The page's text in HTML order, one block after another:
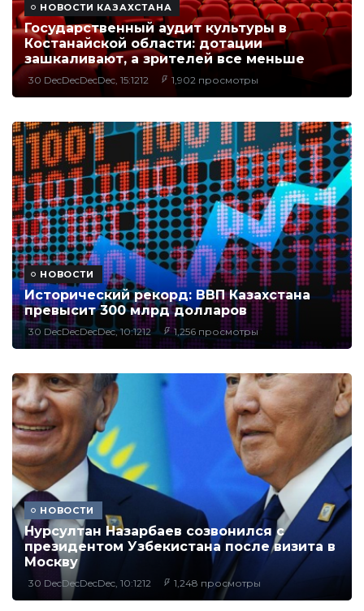
НОВОСТИ КАЗАХСТАНА
Государственный аудит культуры в
Костанайской области: дотации
зашкаливают, а зрителей все меньше
30 DecDecDecDec, 15:1212 1,902 просмотры
НОВОСТИ
Исторический рекорд: ВВП Казахстана
превысит 300 млрд долларов
30 DecDecDecDec, 10:1212 1,256 просмотры
НОВОСТИ
Нурсултан Назарбаев созвонился с
президентом Узбекистана после визита в
Москву
30 DecDecDecDec, 10:1212 1,248 просмотры